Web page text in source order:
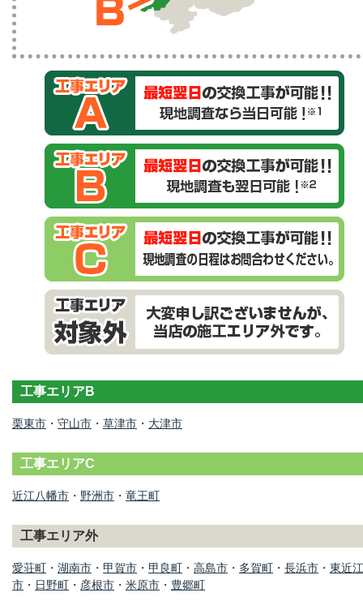
工事エリアB
栗東市 ・ 守山市 ・ 草津市 ・ 大津市
工事エリアC
近江八幡市 ・ 野洲市 ・ 竜王町
工事エリア外
愛荘町 ・ 湖南市 ・ 甲賀市 ・ 甲良町 ・ 高島市 ・ 多賀町 ・ 長浜市 ・ 東近江
市 ・ 日野町 ・ 彦根市 ・ 米原市 ・ 豊郷町